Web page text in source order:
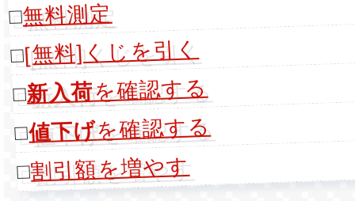
□無料測定
□[無料]くじを引く
□新入荷を確認する
□値下げを確認する
□割引額を増やす